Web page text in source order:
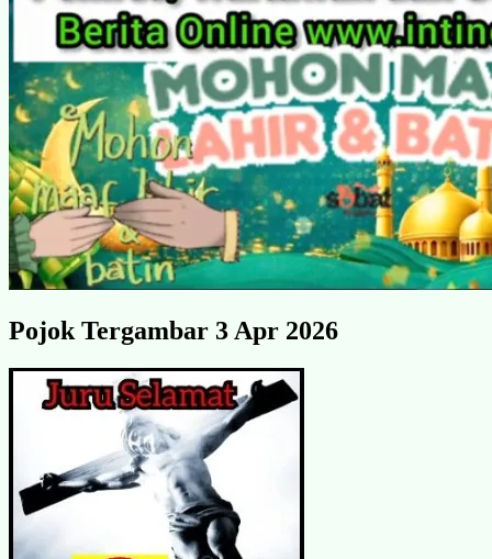
Pojok Tergambar 3 Apr 2026